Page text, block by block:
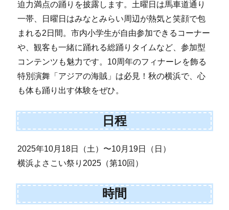
迫力満点の踊りを披露します。土曜日は馬車道通り
一帯、日曜日はみなとみらい周辺が熱気と笑顔で包
まれる2日間。市内小学生が自由参加できるコーナー
や、観客も一緒に踊れる総踊りタイムなど、参加型
コンテンツも魅力です。10周年のフィナーレを飾る
特別演舞「アジアの海賊」は必見！秋の横浜で、心
も体も踊り出す体験をぜひ。
日程
2025年10月18日（土）〜10月19日（日）
横浜よさこい祭り2025（第10回）
時間